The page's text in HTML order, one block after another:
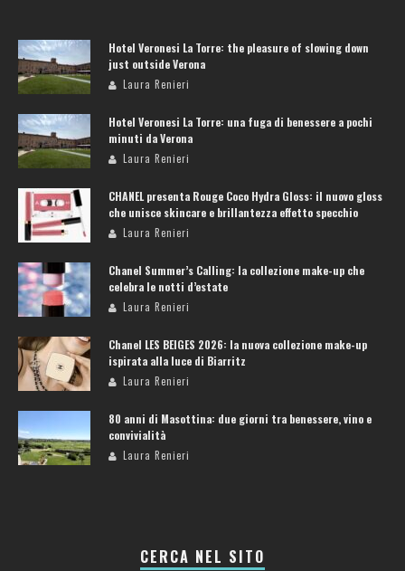
Hotel Veronesi La Torre: the pleasure of slowing down
just outside Verona
Laura Renieri
Hotel Veronesi La Torre: una fuga di benessere a pochi
minuti da Verona
Laura Renieri
CHANEL presenta Rouge Coco Hydra Gloss: il nuovo gloss
che unisce skincare e brillantezza effetto specchio
Laura Renieri
Chanel Summer’s Calling: la collezione make-up che
celebra le notti d’estate
Laura Renieri
Chanel LES BEIGES 2026: la nuova collezione make-up
ispirata alla luce di Biarritz
Laura Renieri
80 anni di Masottina: due giorni tra benessere, vino e
convivialità
Laura Renieri
CERCA NEL SITO